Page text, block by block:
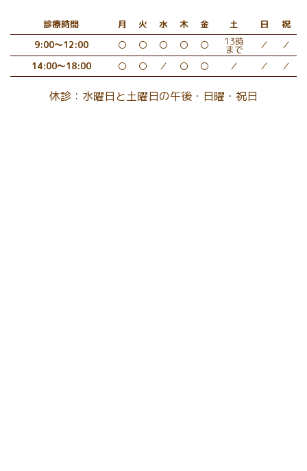
診療時間 月 火 水 木 金 土 日
祝
9:00～12:00
〇 〇 〇 〇 〇 13時
まで ／
／
14:00～18:00
〇 〇 ／ 〇 〇 ／ ／ ／
休診：水曜日と土曜日の午後・日曜・祝日